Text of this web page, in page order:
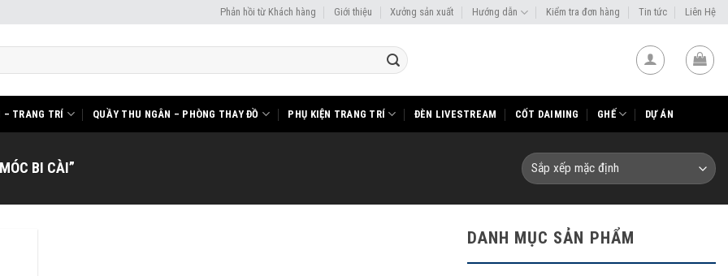
Phản hồi từ Khách hàng Giới thiệu Xưởng sản xuất Hướng dẫn Kiểm tra đơn hàng Tin tức Liên Hệ
– TRANG TRÍ QUẦY THU NGÂN – PHÒNG THAY ĐỒ PHỤ KIỆN TRANG TRÍ ĐÈN LIVESTREAM CỐT DAIMING GHẾ DỰ ÁN
BI CÀI”
DANH MỤC SẢN PHẨM